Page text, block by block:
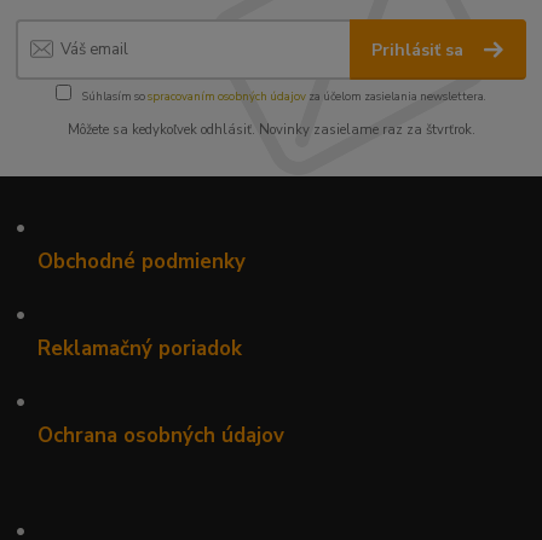
Prihlásiť sa
Súhlasím sospracovaním osobných údajov za účelom zasielania newslettera.
Môžete sa kedykoľvek odhlásiť. Novinky zasielame raz za štvrťrok.
•
Obchodné podmienky
•
Reklamačný poriadok
•
Ochrana osobných údajov
•